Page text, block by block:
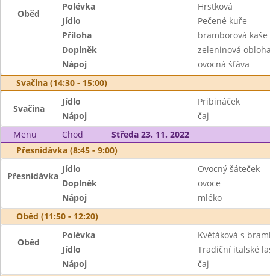
Oběd
Polévka
Hrstková
Jídlo
Pečené kuře
Příloha
bramborová kaše
Doplněk
zeleninová
Nápoj
ovocná šťáva
Svačina (14:30 - 15:00)
Svačina
Jídlo
Pribináček
Nápoj
čaj
Menu
Chod
Středa 23. 11. 2022
Přesnídávka (8:45 - 9:00)
Přesnídávka
Jídlo
Ovocný šáteček
Doplněk
ovoce
Nápoj
mléko
Oběd (11:50 - 12:20)
Oběd
Polévka
Květáková s
Jídlo
Tradiční italské
Nápoj
čaj